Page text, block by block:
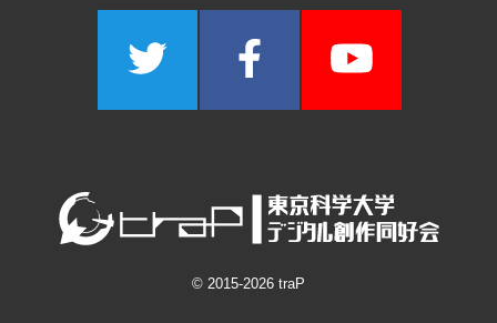
© 2015-2026 traP